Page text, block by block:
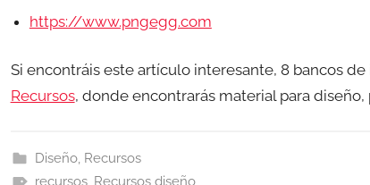
https://www.pngegg.com
Si encontráis este artículo interesante, 8 bancos
Recursos, donde encontrarás material para diseño,
Diseño, Recursos
recursos, Recursos diseño